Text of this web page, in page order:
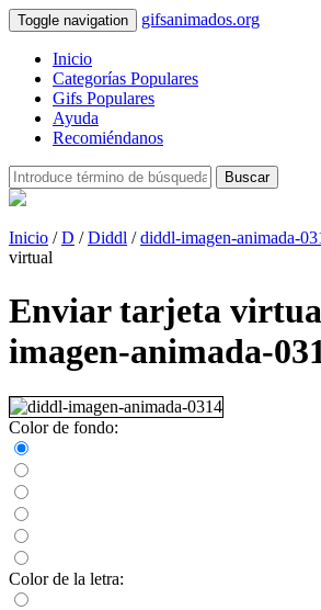
Toggle navigation gifsanimados.org
Inicio
Categorías Populares
Gifs Populares
Ayuda
Recomiéndanos
Buscar
Inicio /D /Diddl /diddl-imagen-animada-
virtual
Enviar tarjeta
imagen-animada-
Color de fondo:
Color de la letra: